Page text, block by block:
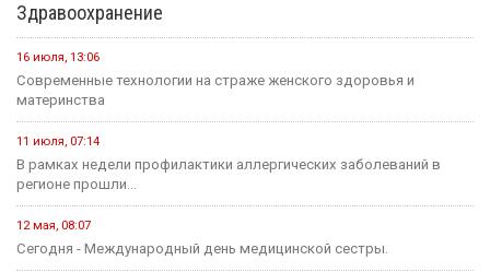
Здравоохранение
16 июля, 13:06
Современные технологии на страже женского здоровья и
материнства
11 июля, 07:14
В рамках недели профилактики аллергических заболеваний в
регионе прошли...
12 мая, 08:07
Сегодня - Международный день медицинской сестры.